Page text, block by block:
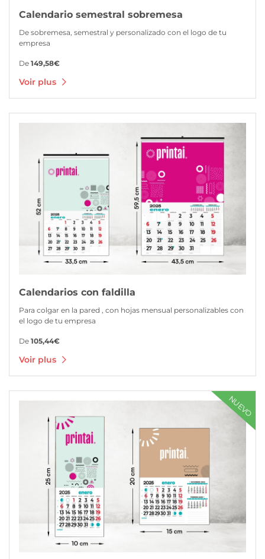
Calendario semestral sobremesa
De sobremesa, semestral y personalizado con el logo de tu
empresa
De 149,58€
Voir plus
Calendarios con faldilla
Para colgar en la pared , con hojas mensual personalizables con
el logo de tu empresa
De 105,44€
Voir plus
NUEVO